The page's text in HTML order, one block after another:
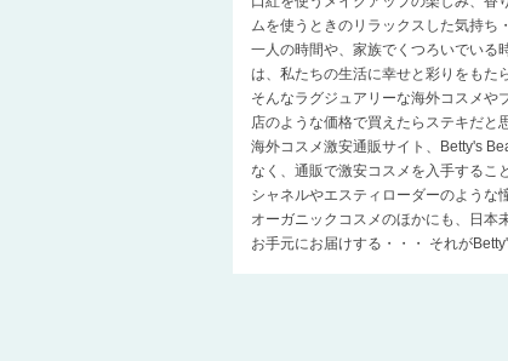
ムを使うときのリラックスした気持ち
一人の時間や、家族でくつろいでいる
は、私たちの生活に幸せと彩りをもた
そんなラグジュアリーな海外コスメや
店のような価格で買えたらステキだと
海外コスメ激安通販サイト、Betty's
なく、通販で激安コスメを入手するこ
シャネルやエスティローダーのような
オーガニックコスメのほかにも、日本
お手元にお届けする・・・ それが